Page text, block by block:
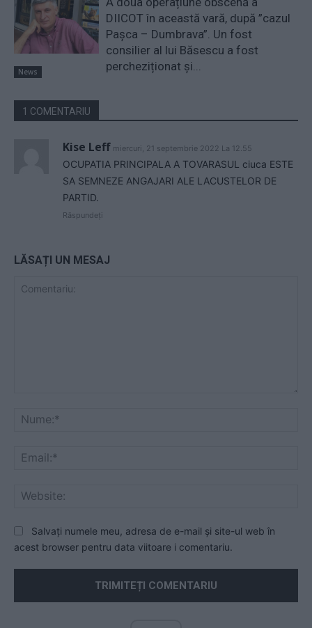
News
DIICOT în această vară, după ”cazul
Pașca – Dumbrava”. Un fost
consilier al lui Băsescu a fost
percheziționat și...
1 COMENTARIU
Kise Leff miercuri, 21 septembrie 2022 La 12.55
OCUPATIA PRINCIPALA A TOVARASUL ciuca ESTE
SA SEMNEZE ANGAJARI ALE LACUSTELOR DE
PARTID.
Răspundeți
LĂSAȚI UN MESAJ
Salvați numele meu, adresa de e-mail și site-ul web în
acest browser pentru data viitoare i comentariu.